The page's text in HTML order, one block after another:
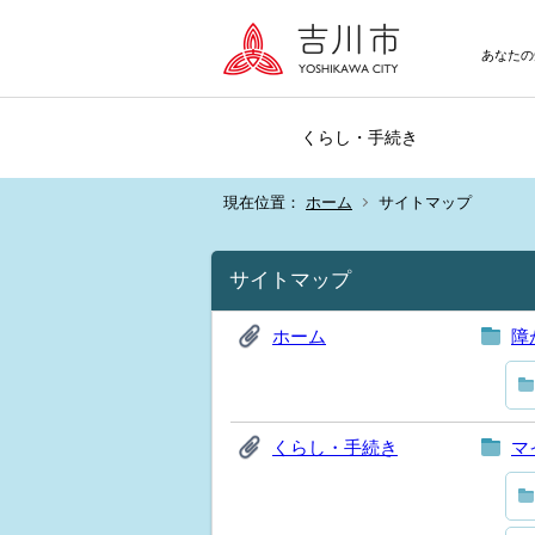
あなた
くらし・手続き
現在位置： ホーム サイトマップ
サイトマップ
ホーム 障
くらし・手続き マ